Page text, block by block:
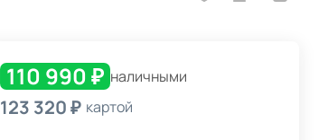
110 990 ₽ наличными
123 320 ₽ картой